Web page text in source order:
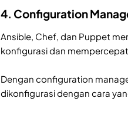
4. Configuration
Ansible, Chef, dan Puppet
konfigurasi dan
Dengan configuration
dikonfigurasi dengan cara